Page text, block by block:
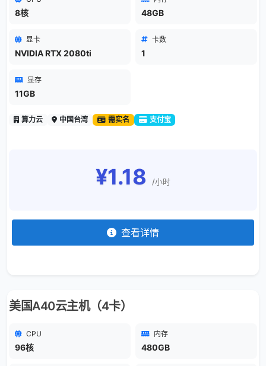
8核 48GB
显卡
NVIDIA RTX 2080ti
卡数
1
显存
11GB
算力云 中国台湾 需实名 支付宝
¥1.18 /小时
查看详情
美国A40云主机（4卡）
CPU
96核
内存
480GB